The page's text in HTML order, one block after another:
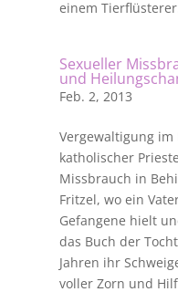
einem
Sexueller
und
Feb. 2, 2013
Vergewaltigung
katholischer
Missbrauch in
Fritzel, wo ein
Gefangene hielt
das Buch der
Jahren ihr
voller Zorn und